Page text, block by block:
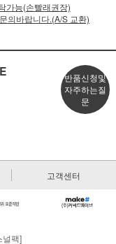
가능(손빨래권장)
의바랍니다.(A/S 교환)
반품신청및
자주하는질
문
고객센터
널팩]